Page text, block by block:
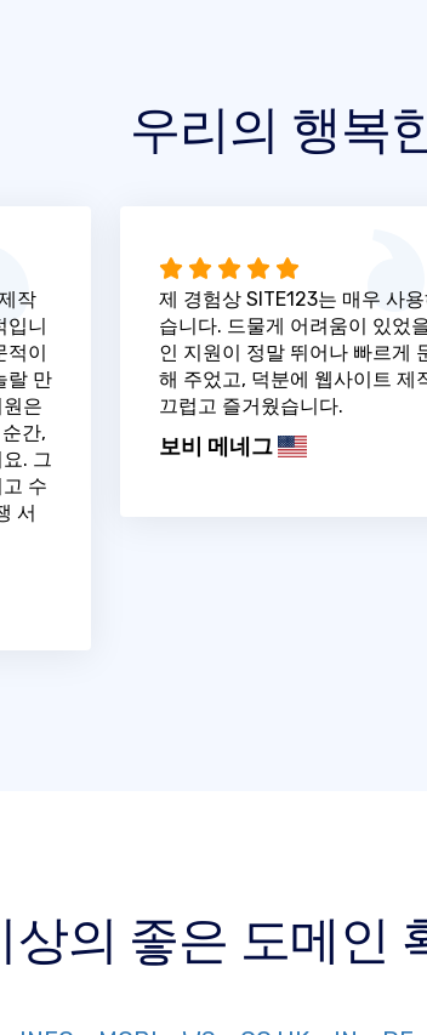
우리의 행복
작
입니
적이
랄 만
은
간,
. 그
수
서
제 경험상 SITE123는 매우 사
습니다. 드물게 어려움이 있었
인 지원이 정말 뛰어나 빠르게
해 주었고, 덕분에 웹사이트 제
끄럽고 즐거웠습니다.
보비 메네그
상의 좋은 도메인